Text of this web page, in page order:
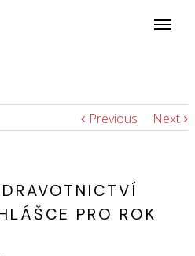
Previous Next
PRO ROK